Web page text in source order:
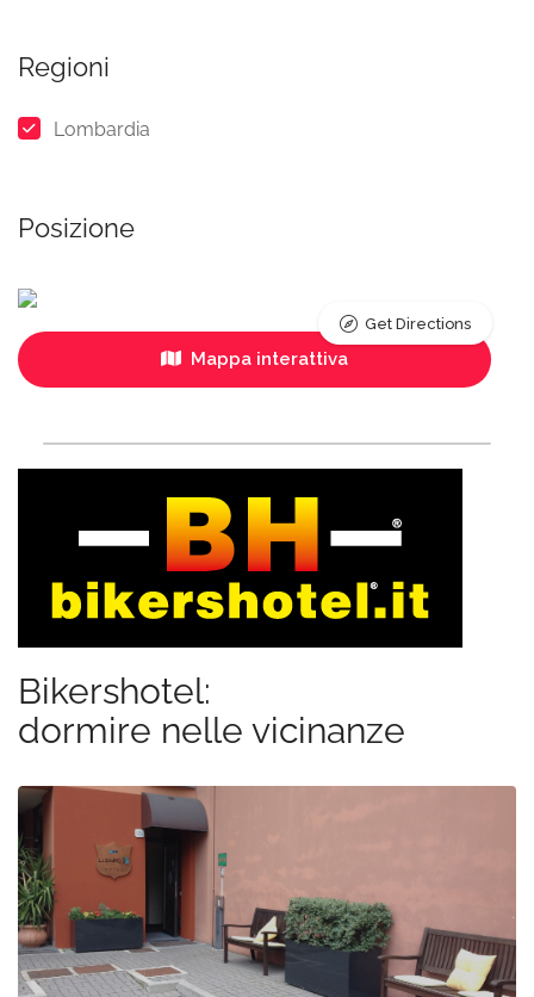
Regioni
Lombardia
Posizione
Mappa interattiva
Get Directions
Bikershotel:
dormire nelle vicinanze